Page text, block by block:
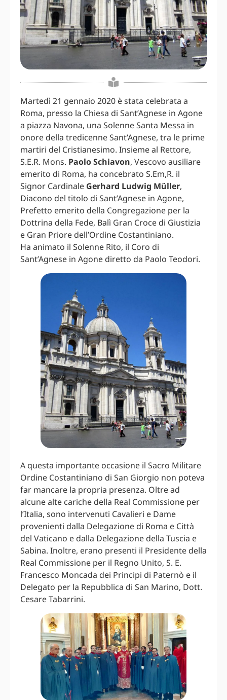
Martedì 21 gennaio 2020 è stata celebrata a
Roma, presso la Chiesa di Sant’Agnese in Agone
a piazza Navona, una Solenne Santa Messa in
onore della tredicenne Sant’Agnese, tra le prime
martiri del Cristianesimo. Insieme al Rettore,
S.E.R. Mons. Paolo Schiavon, Vescovo ausiliare
emerito di Roma, ha concebrato S.Em,R. il
Signor Cardinale Gerhard Ludwig Müller,
Diacono del titolo di Sant’Agnese in Agone,
Prefetto emerito della Congregazione per la
Dottrina della Fede, Balì Gran Croce di Giustizia
e Gran Priore dell’Ordine Costantiniano.
Ha animato il Solenne Rito, il Coro di
Sant’Agnese in Agone diretto da Paolo Teodori.
A questa importante occasione il Sacro Militare
Ordine Costantiniano di San Giorgio non poteva
far mancare la propria presenza. Oltre ad
alcune alte cariche della Real Commissione per
l’Italia, sono intervenuti Cavalieri e Dame
provenienti dalla Delegazione di Roma e Città
del Vaticano e dalla Delegazione della Tuscia e
Sabina. Inoltre, erano presenti il Presidente della
Real Commissione per il Regno Unito, S. E.
Francesco Moncada dei Principi di Paternò e il
Delegato per la Repubblica di San Marino, Dott.
Cesare Tabarrini.